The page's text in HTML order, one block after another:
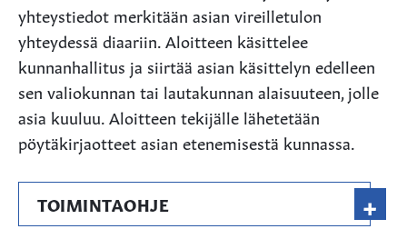
yhteystiedot merkitään asian vireilletulon
yhteydessä diaariin. Aloitteen käsittelee
kunnanhallitus ja siirtää asian käsittelyn edelleen
sen valiokunnan tai lautakunnan alaisuuteen, jolle
asia kuuluu. Aloitteen tekijälle lähetetään
pöytäkirjaotteet asian etenemisestä kunnassa.
TOIMINTAOHJE +